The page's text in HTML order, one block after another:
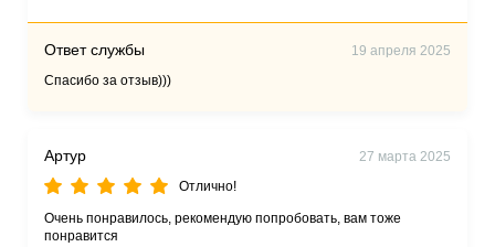
большое... Буду пользоваться только этим такси.
Ответ службы
19 апреля 2025
Спасибо за отзыв)))
Артур
27 марта 2025
Отлично!
Очень понравилось, рекомендую попробовать, вам тоже
понравится